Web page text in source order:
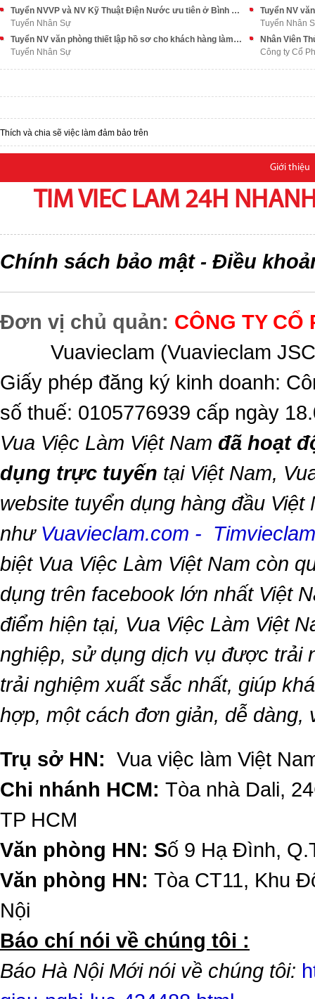
Tuyển NVVP và NV Kỹ Thuật Điện Nước ưu tiên ở Bình Thạnh
Tuyển Nhân Sự
Tuyển Nhân
Tuyển NV văn phòng thiết lập hồ sơ cho khách hàng làm Biên Hoà ĐN
Tuyển Nhân Sự
Nhân Viên
Công ty Cổ
Thích và chia sẽ việc làm đảm bảo trên
Giới thiệu
TIM VIEC LAM 24H
Chính sách bảo mật- Điều
Đơn vị chủ quản: CÔNG TY CỔ
Vuavieclam (Vuavieclam
Giấy phép đăng ký kinh doanh:
số thuế: 0105776939 cấp ngày
Vua Việc Làm Việt Nam đã hoạt
dụng trực tuyến tại Việt Nam,
website tuyển dụng hàng đầu Việt
như Vuavieclam.com -
biệt Vua Việc Làm Việt Nam còn
dụng trên facebook lớn nhất Việt
điểm hiện tại, Vua Việc Làm Việt
nghiệp, sử dụng dịch vụ được trải
trải nghiệm xuất sắc nhất, giúp
hợp, một cách đơn giản, dễ dàng,
Trụ sở HN: Vua việc làm Việt
Chi nhánh HCM: Tòa nhà Dali,
TP HCM
Văn phòng HN: Số 9 Hạ Đình,
Văn phòng HN: Tòa CT11, Khu
Nội
​Báo chí nói về chúng tôi :
Báo Hà Nội Mới nói về chúng tôi: